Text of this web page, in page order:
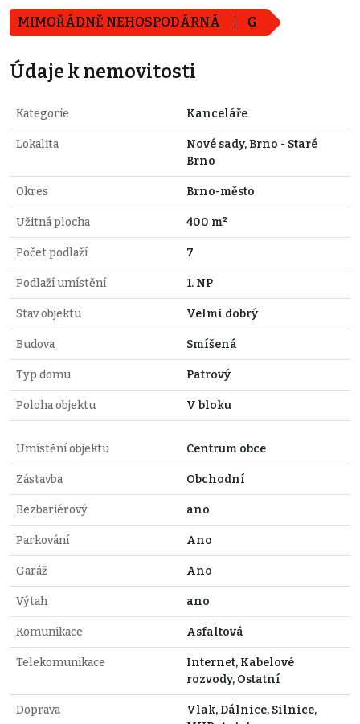
MIMOŘÁDNĚ NEHOSPODÁRNÁ G
Údaje k nemovitosti
Kategorie Kanceláře
Lokalita
Nové sady, Brno - Staré
Brno
Okres Brno-město
Užitná plocha 400 m²
Počet podlaží 7
Podlaží umístění 1. NP
Stav objektu Velmi dobrý
Budova Smíšená
Typ domu Patrový
Poloha objektu V bloku
Umístění objektu Centrum obce
Zástavba Obchodní
Bezbariérový ano
Parkování Ano
Garáž Ano
Výtah ano
Komunikace Asfaltová
Telekomunikace
Internet, Kabelové
rozvody, Ostatní
Doprava
Vlak, Dálnice, Silnice,